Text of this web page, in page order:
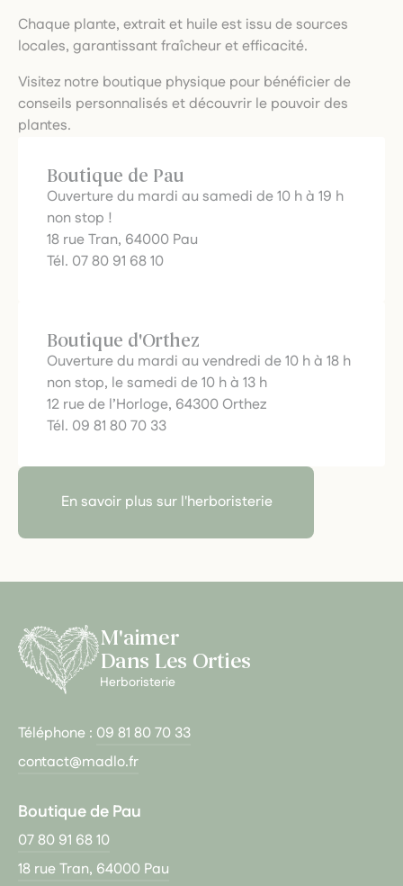
Chaque plante, extrait et huile est issu de sources
locales, garantissant fraîcheur et efficacité.
Visitez notre boutique physique pour bénéficier de
conseils personnalisés et découvrir le pouvoir des
plantes.
Boutique de Pau
Ouverture du mardi au samedi de 10 h à 19 h
non stop !
18 rue Tran, 64000 Pau
Tél. 07 80 91 68 10
Boutique d'Orthez
Ouverture du mardi au vendredi de 10 h à 18 h
non stop, le samedi de 10 h à 13 h
12 rue de l’Horloge, 64300 Orthez
Tél. 09 81 80 70 33
En savoir plus sur l'herboristerie
M'aimer
Dans Les Orties
Herboristerie
Téléphone : 09 81 80 70 33
contact@madlo.fr
Boutique de Pau
07 80 91 68 10
18 rue Tran, 64000 Pau